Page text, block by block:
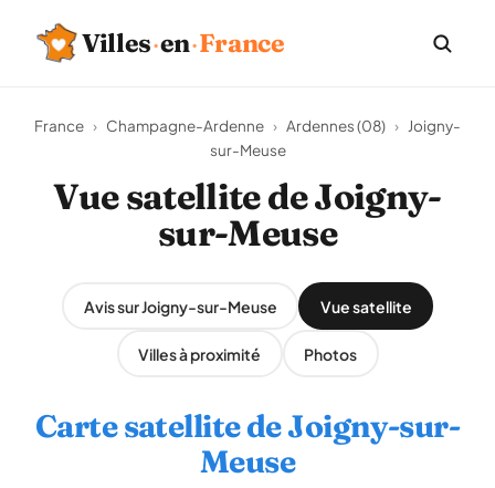
Villes·en·France
France › Champagne-Ardenne › Ardennes (08) › Joigny-
sur-Meuse
Vue satellite de Joigny-
sur-Meuse
Avis sur Joigny-sur-Meuse Vue satellite
Villes à proximité Photos
Carte satellite de Joigny-sur-
Meuse